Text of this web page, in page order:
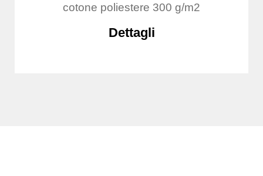
cotone poliestere 300 g/m2
Dettagli